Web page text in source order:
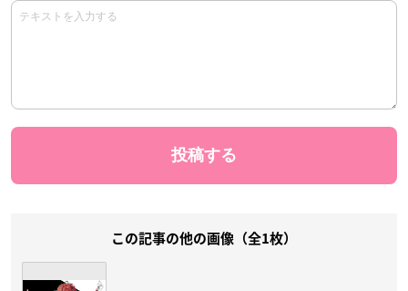
この記事の他の画像（全1枚）